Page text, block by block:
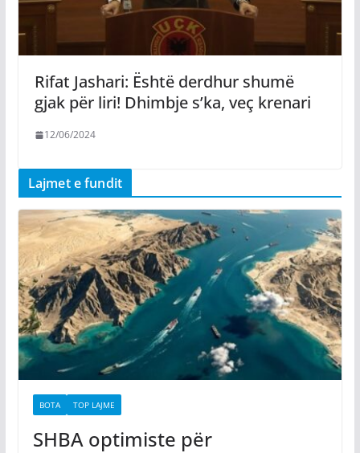
Rifat Jashari: Është derdhur shumë
gjak për liri! Dhimbje s’ka, veç krenari
12/06/2024
Lajmet e fundit
BOTA TOP LAJME
SHBA optimiste për